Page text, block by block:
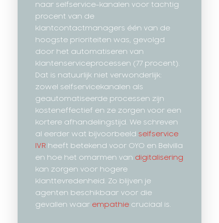
naar selfservice-kanalen voor tachtig
procent van de
klantcontactmanagers één van de
hoogste prioriteiten was, gevolgd
door het automatiseren van
klantenserviceprocessen (77 procent).
Dat is natuurlijk niet verwonderlijk:
zowel selfservicekanalen als
geautomatiseerde processen zijn
kosteneffectief en ze zorgen voor een
kortere afhandelingstijd. We schreven
al eerder wat bijvoorbeeld selfservice
IVR heeft betekend voor OYO en Belvilla
en hoe het omarmen van digitalisering
kan zorgen voor hogere
klanttevredenheid. Zo blijven je
agenten beschikbaar voor die
gevallen waar empathie cruciaal is.